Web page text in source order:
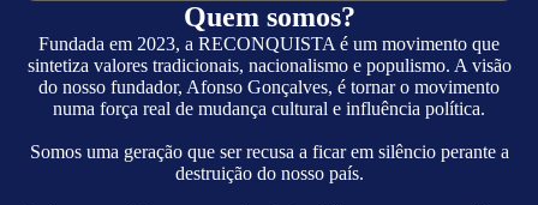
Quem somos?
Fundada em 2023, a RECONQUISTA é um movimento que
sintetiza valores tradicionais, nacionalismo e populismo. A visão
do nosso fundador, Afonso Gonçalves, é tornar o movimento
numa força real de mudança cultural e influência política.
Somos uma geração que ser recusa a ficar em silêncio perante a
destruição do nosso país.